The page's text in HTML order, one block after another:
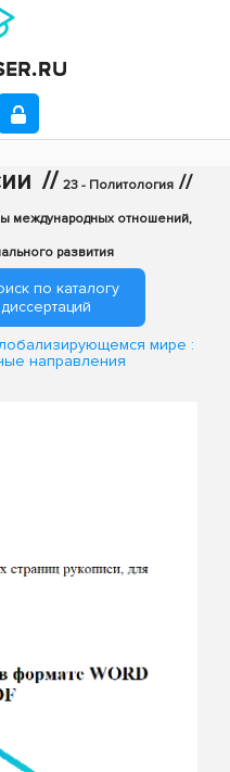
// 23 - Политология //
международных отношений,
развития
по каталогу
мире :
направления